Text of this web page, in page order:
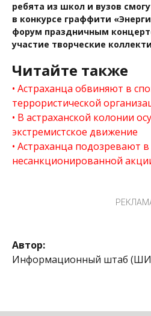
ребята из школ и вузов
в конкурсе граффити
форум праздничным
участие творческие
Читайте также
Астраханца обвиняют в
террористической
В астраханской колонии
экстремистское движение
Астраханца подозревают
несанкционированной
Автор:
Информационный штаб